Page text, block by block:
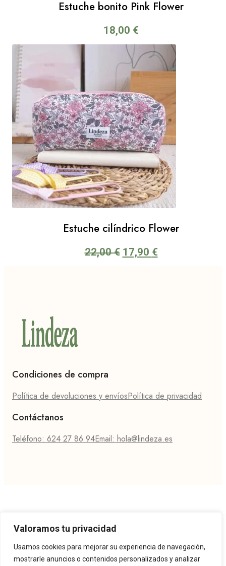
Valoramos tu privacidad
Usamos cookies para mejorar su experiencia de navegación,
mostrarle anuncios o contenidos personalizados y analizar
Estuche bonito Pink Flower
18,00 €
Estuche cilíndrico Flower
22,00€ El
17,90 €El
Condiciones de compra
Política de devoluciones y envíosPolítica de privacidad
Contáctanos
Teléfono: 624 27 86 94Email: hola@lindeza.es